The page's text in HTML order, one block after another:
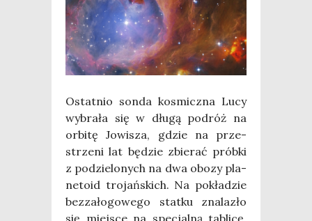
Ostat­nio son­da kosmicz­na Lucy
wybra­ła się w dłu­gą podróż na
orbi­tę Jowi­sza, gdzie na prze­
strze­ni lat będzie zbie­rać prób­ki
z podzie­lo­nych na dwa obo­zy pla­
ne­to­id tro­jań­skich. Na pokła­dzie
bez­za­ło­go­we­go stat­ku zna­la­zło